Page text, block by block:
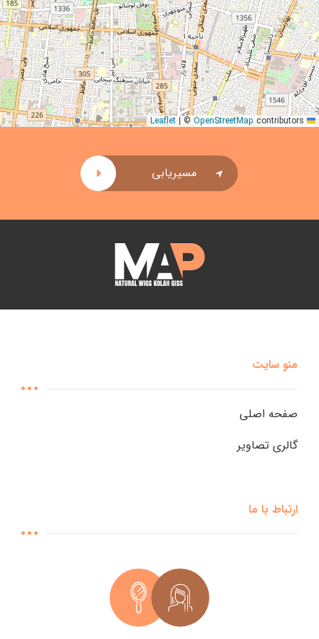
منو سایت
صفحه اصلی
گالری تصاویر
ارتباط با ما
|© OpenStreetMapcontributors
مسیریابی